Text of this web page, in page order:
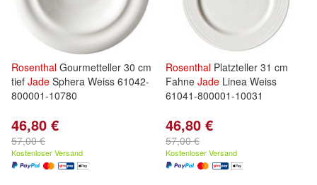
Rosenthal Gourmetteller 30 cm
tief Jade Sphera Weiss 61042-
800001-10780
46,80 €
57,00 €
Kostenloser Versand
Rosenthal Platzteller 31 cm
Fahne Jade Linea Weiss
61041-800001-10031
46,80 €
57,00 €
Kostenloser Versand